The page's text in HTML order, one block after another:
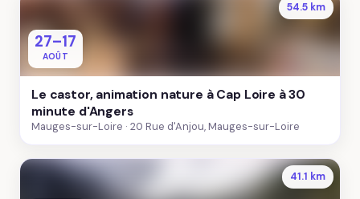
54.5 km
27–17
AOÛT
Le castor, animation nature à Cap Loire à 30
minute d'Angers
Mauges-sur-Loire 20 Rue d'Anjou, Mauges-sur-Loire
41.1 km